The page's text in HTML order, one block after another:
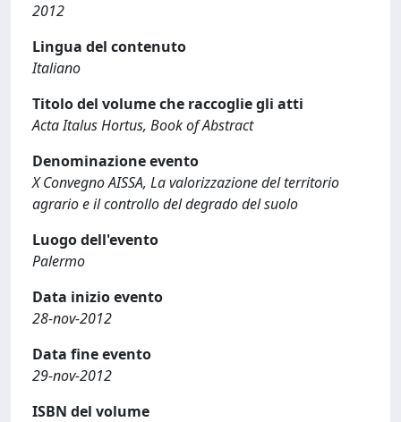
2012
Lingua del contenuto
Italiano
Titolo del volume che raccoglie gli atti
Acta Italus Hortus, Book of Abstract
Denominazione evento
X Convegno AISSA, La valorizzazione del territorio
agrario e il controllo del degrado del suolo
Luogo dell'evento
Palermo
Data inizio evento
28-nov-2012
Data fine evento
29-nov-2012
ISBN del volume